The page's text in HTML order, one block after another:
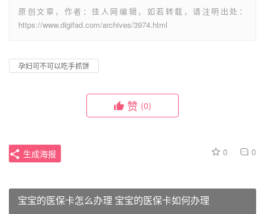
原创文章，作者：佳人网编辑，如若转载，请注明出处：
https://www.digifad.com/archives/3974.html
孕妇可不可以吃手抓饼
赞 (0)
0 0
生成海报
宝宝的医保卡怎么办理 宝宝的医保卡如何办理